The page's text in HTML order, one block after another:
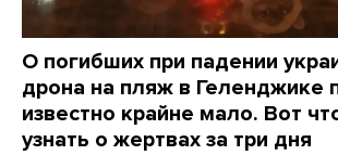
О погибших при падении
дрона на пляж в Геленджике
известно крайне мало. Вот
узнать о жертвах за три дня